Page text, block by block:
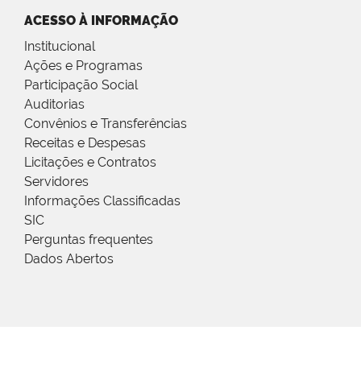
ACESSO À INFORMAÇÃO
Institucional
Ações e Programas
Participação Social
Auditorias
Convênios e Transferências
Receitas e Despesas
Licitações e Contratos
Servidores
Informações Classificadas
SIC
Perguntas frequentes
Dados Abertos